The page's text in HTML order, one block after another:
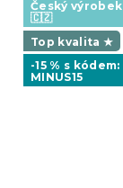
Český výrobek
🇨🇿
Top kvalita ★
-15 % s kódem:
MINUS15